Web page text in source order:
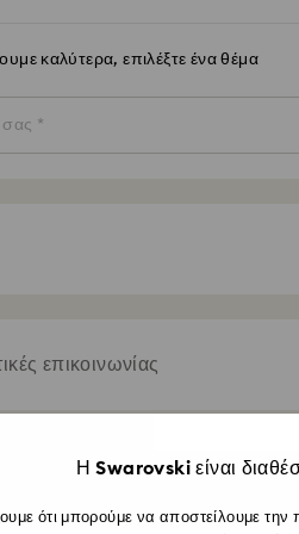
καλύτερα, επιλέξτε ένα θέμα
επικοινωνίας
χρόνος αναμονής:
1- 3 εργάσιμες
10% έκπτωση*
Η Swarovski είναι
ότι μπορούμε να αποστείλουμε την